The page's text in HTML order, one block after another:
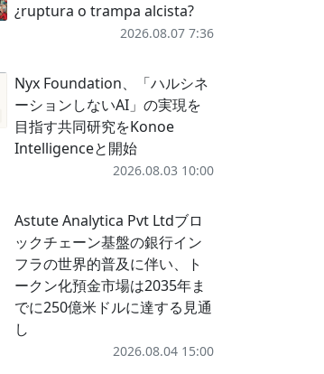
¿ruptura o trampa alcista?
2026.08.07 7:36
Nyx Foundation、「ハルシネ
ーションしないAI」の実現を
目指す共同研究をKonoe
Intelligenceと開始
2026.08.03 10:00
Astute Analytica Pvt Ltdブロ
ックチェーン基盤の銀行イン
フラの世界的普及に伴い、ト
ークン化預金市場は2035年ま
でに250億米ドルに達する見通
し
2026.08.04 15:00